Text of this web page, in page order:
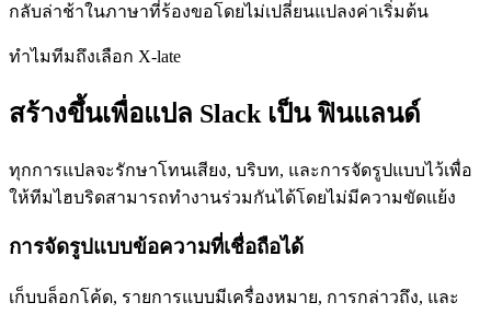
กลับล่าช้าในภาษาที่ร้องขอโดยไม่เปลี่ยนแปลงค่าเริ่มต้น
ทำไมทีมถึงเลือก X-late
สร้างขึ้นเพื่อแปล Slack เป็น ฟินแลนด์
ทุกการแปลจะรักษาโทนเสียง, บริบท, และการจัดรูปแบบไว้เพื่อ
ให้ทีมไฮบริดสามารถทำงานร่วมกันได้โดยไม่มีความขัดแย้ง
การจัดรูปแบบข้อความที่เชื่อถือได้
เก็บบล็อกโค้ด, รายการแบบมีเครื่องหมาย, การกล่าวถึง, และ